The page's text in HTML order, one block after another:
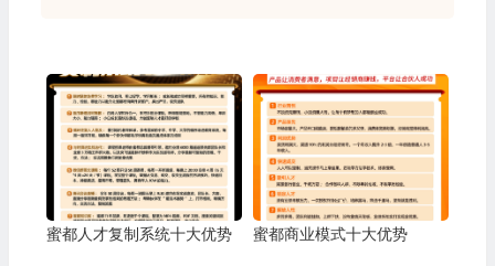
蜜都人才复制系统十大优势 蜜都商业模式十大优势